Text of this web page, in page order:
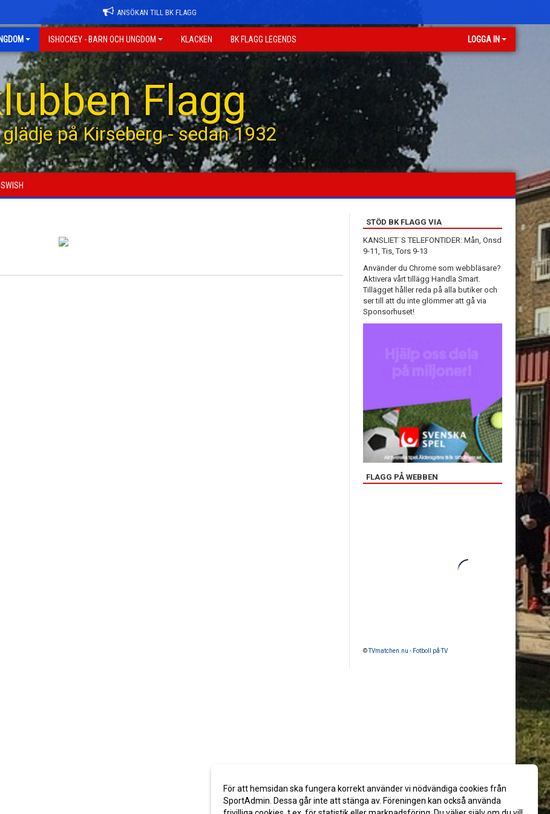
ANSÖKAN TILL BK FLAGG
ISHOCKEY - BARN OCH UNGDOM KLACKEN BK FLAGG LEGENDS LOGGA IN
Flagg
på Kirseberg - sedan 1932
SWISH
STÖD BK FLAGG VIA
KANSLIET¨S TELEFONTIDER: Mån, Onsd
9-11, Tis, Tors 9-13
Använder du Chrome som webbläsare?
Aktivera vårt tillägg Handla Smart.
Tillägget håller reda på alla butiker och
ser till att du inte glömmer att gå via
Sponsorhuset!
FLAGG PÅ WEBBEN
©TVmatchen.nu - Fotboll på TV
För att hemsidan ska fungera korrekt använder vi nödvändiga cookies från
SportAdmin. Dessa går inte att stänga av. Föreningen kan också använda